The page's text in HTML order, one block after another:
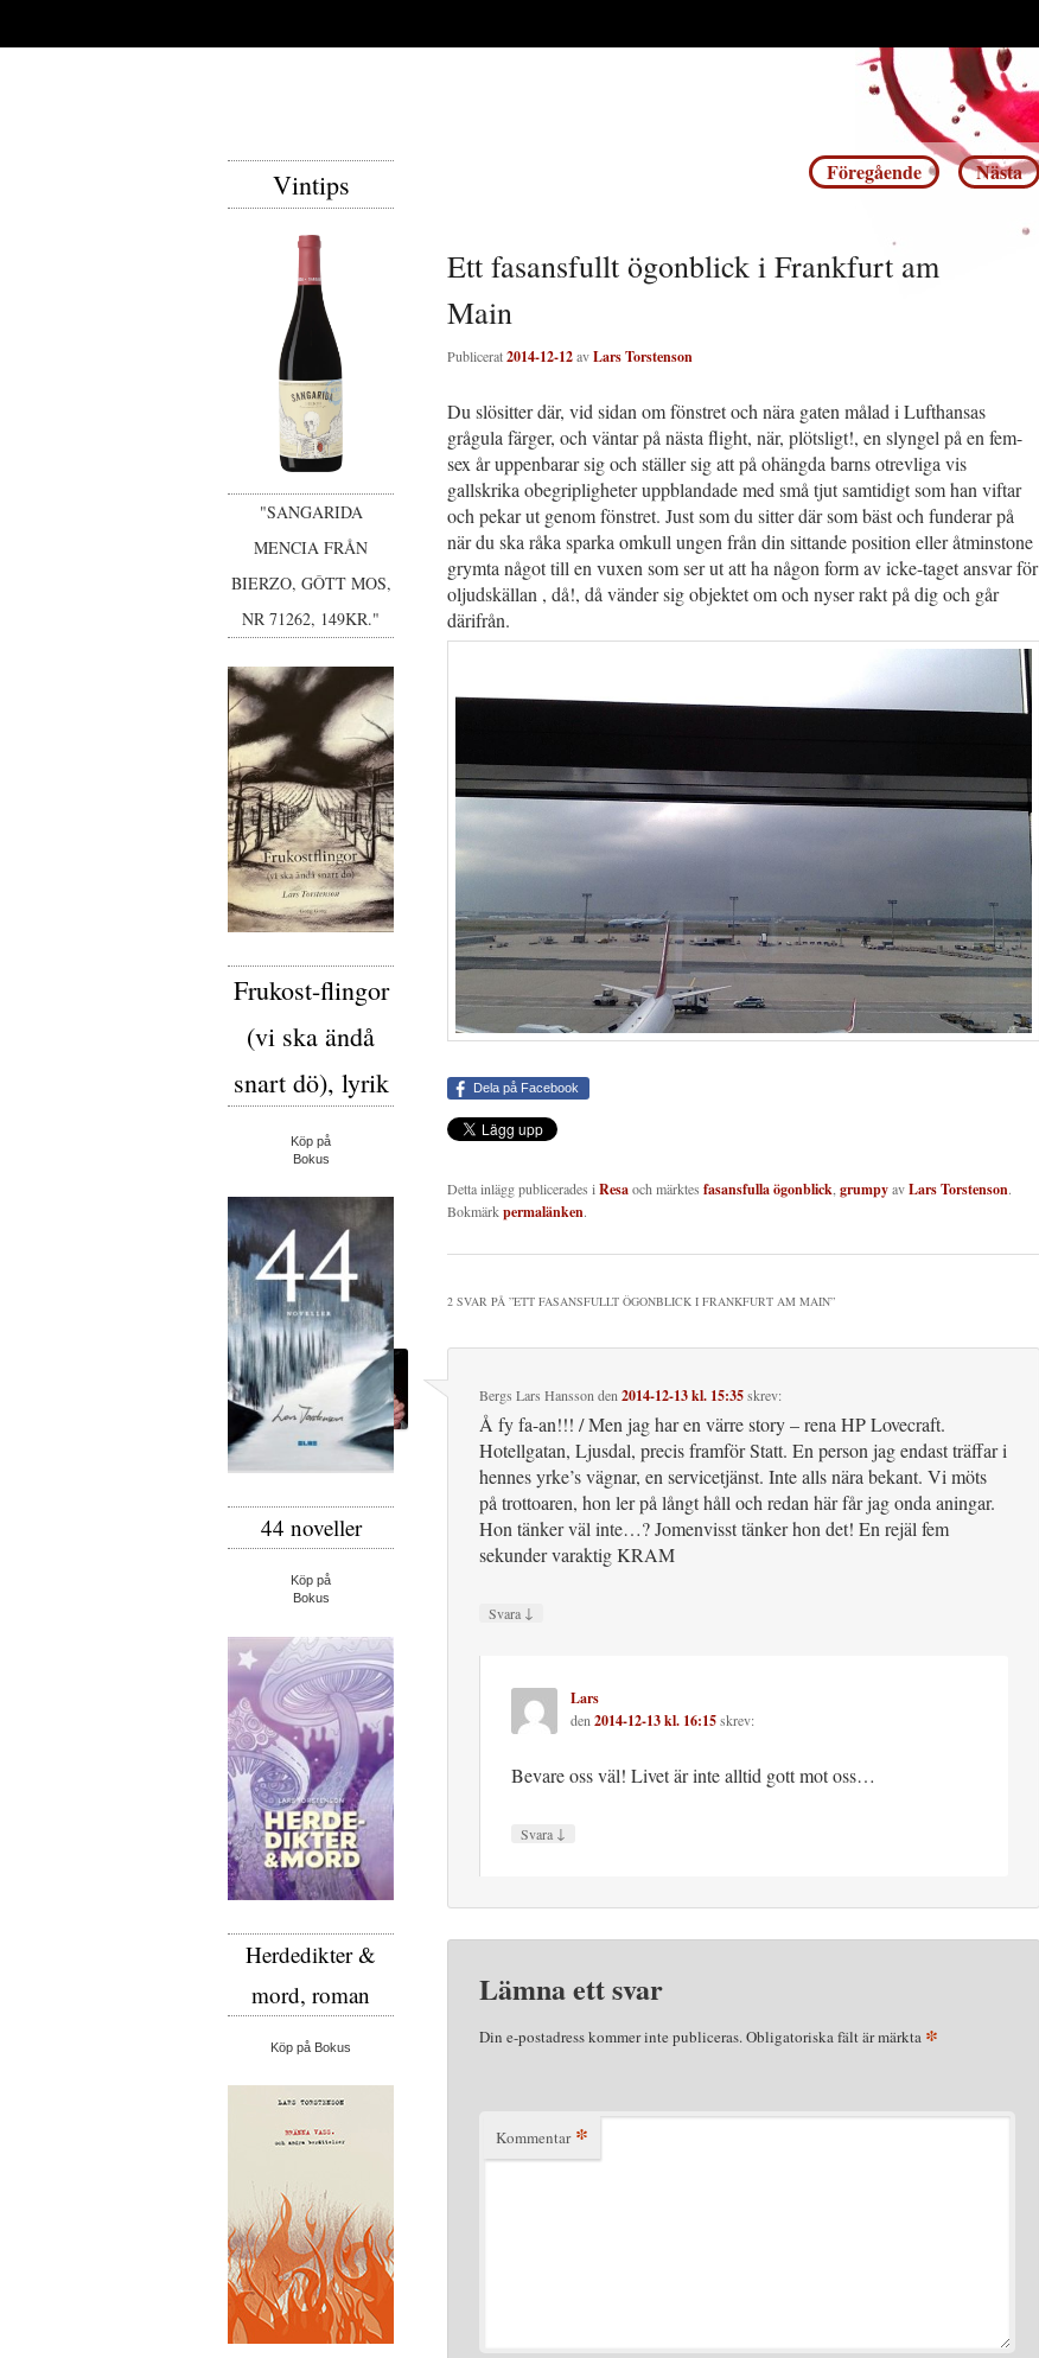
Inläggsnavigering
Föregående Nästa
Ett fasansfullt ögonblick i Frankfurt am
Main
Publicerat2014-12-12avLars Torstenson
Du slösitter där, vid sidan om fönstret och nära gaten målad i Lufthansas
grågula färger, och väntar på nästa flight, när, plötsligt!, en slyngel på en fem-
sex år uppenbarar sig och ställer sig att på ohängda barns otrevliga vis
gallskrika obegripligheter uppblandade med små tjut samtidigt som han viftar
och pekar ut genom fönstret. Just som du sitter där som bäst och funderar på
när du ska råka sparka omkull ungen från din sittande position eller åtminstone
grymta något till en vuxen som ser ut att ha någon form av icke-taget ansvar för
oljudskällan , då!, då vänder sig objektet om och nyser rakt på dig och går
därifrån.
Dela på Facebook
Detta inlägg publicerades i Resaoch märktes fasansfulla ögonblick grumpyavLars Torstenson.
Bokmärkpermalänken.
2 SVAR PÅ ”ETT FASANSFULLT ÖGONBLICK I FRANKFURT AM MAIN”
Bergs Lars Hansson den 2014-12-13 kl. 15:35skrev:
Å fy fa-an!!! / Men jag har en värre story – rena HP Lovecraft.
Hotellgatan, Ljusdal, precis framför Statt. En person jag endast träffar i
hennes yrke’s vägnar, en servicetjänst. Inte alls nära bekant. Vi möts
på trottoaren, hon ler på långt håll och redan här får jag onda aningar.
Hon tänker väl inte…? Jomenvisst tänker hon det! En rejäl fem
sekunder varaktig KRAM
Svara ↓
Lars
den 2014-12-13 kl. 16:15skrev:
Bevare oss väl! Livet är inte alltid gott mot oss…
Svara ↓
Lämna ett svar
Din e-postadress kommer inte publiceras.Obligatoriska fält är märkta *
Kommentar *
Vintips
"SANGARIDA
MENCIA FRÅN
BIERZO, GÔTT MOS,
NR 71262, 149KR."
Frukost-flingor
(vi ska ändå
snart dö), lyrik
Köp på
Bokus
44 noveller
Köp på
Bokus
Herdedikter &
mord, roman
Köp på Bokus